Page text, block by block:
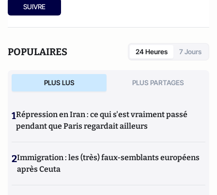
SUIVRE
POPULAIRES 24 Heures 7 Jours
PLUS LUS PLUS PARTAGES
1Répression en Iran : ce qui s'est vraiment passé
pendant que Paris regardait ailleurs
2Immigration : les (très) faux-semblants européens
après Ceuta